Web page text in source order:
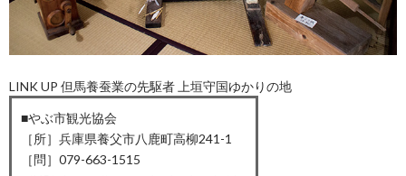
LINK UP 但馬養蚕業の先駆者 上垣守国ゆかりの地
■やぶ市観光協会
［所］兵庫県養父市八鹿町高柳241-1
［問］079-663-1515